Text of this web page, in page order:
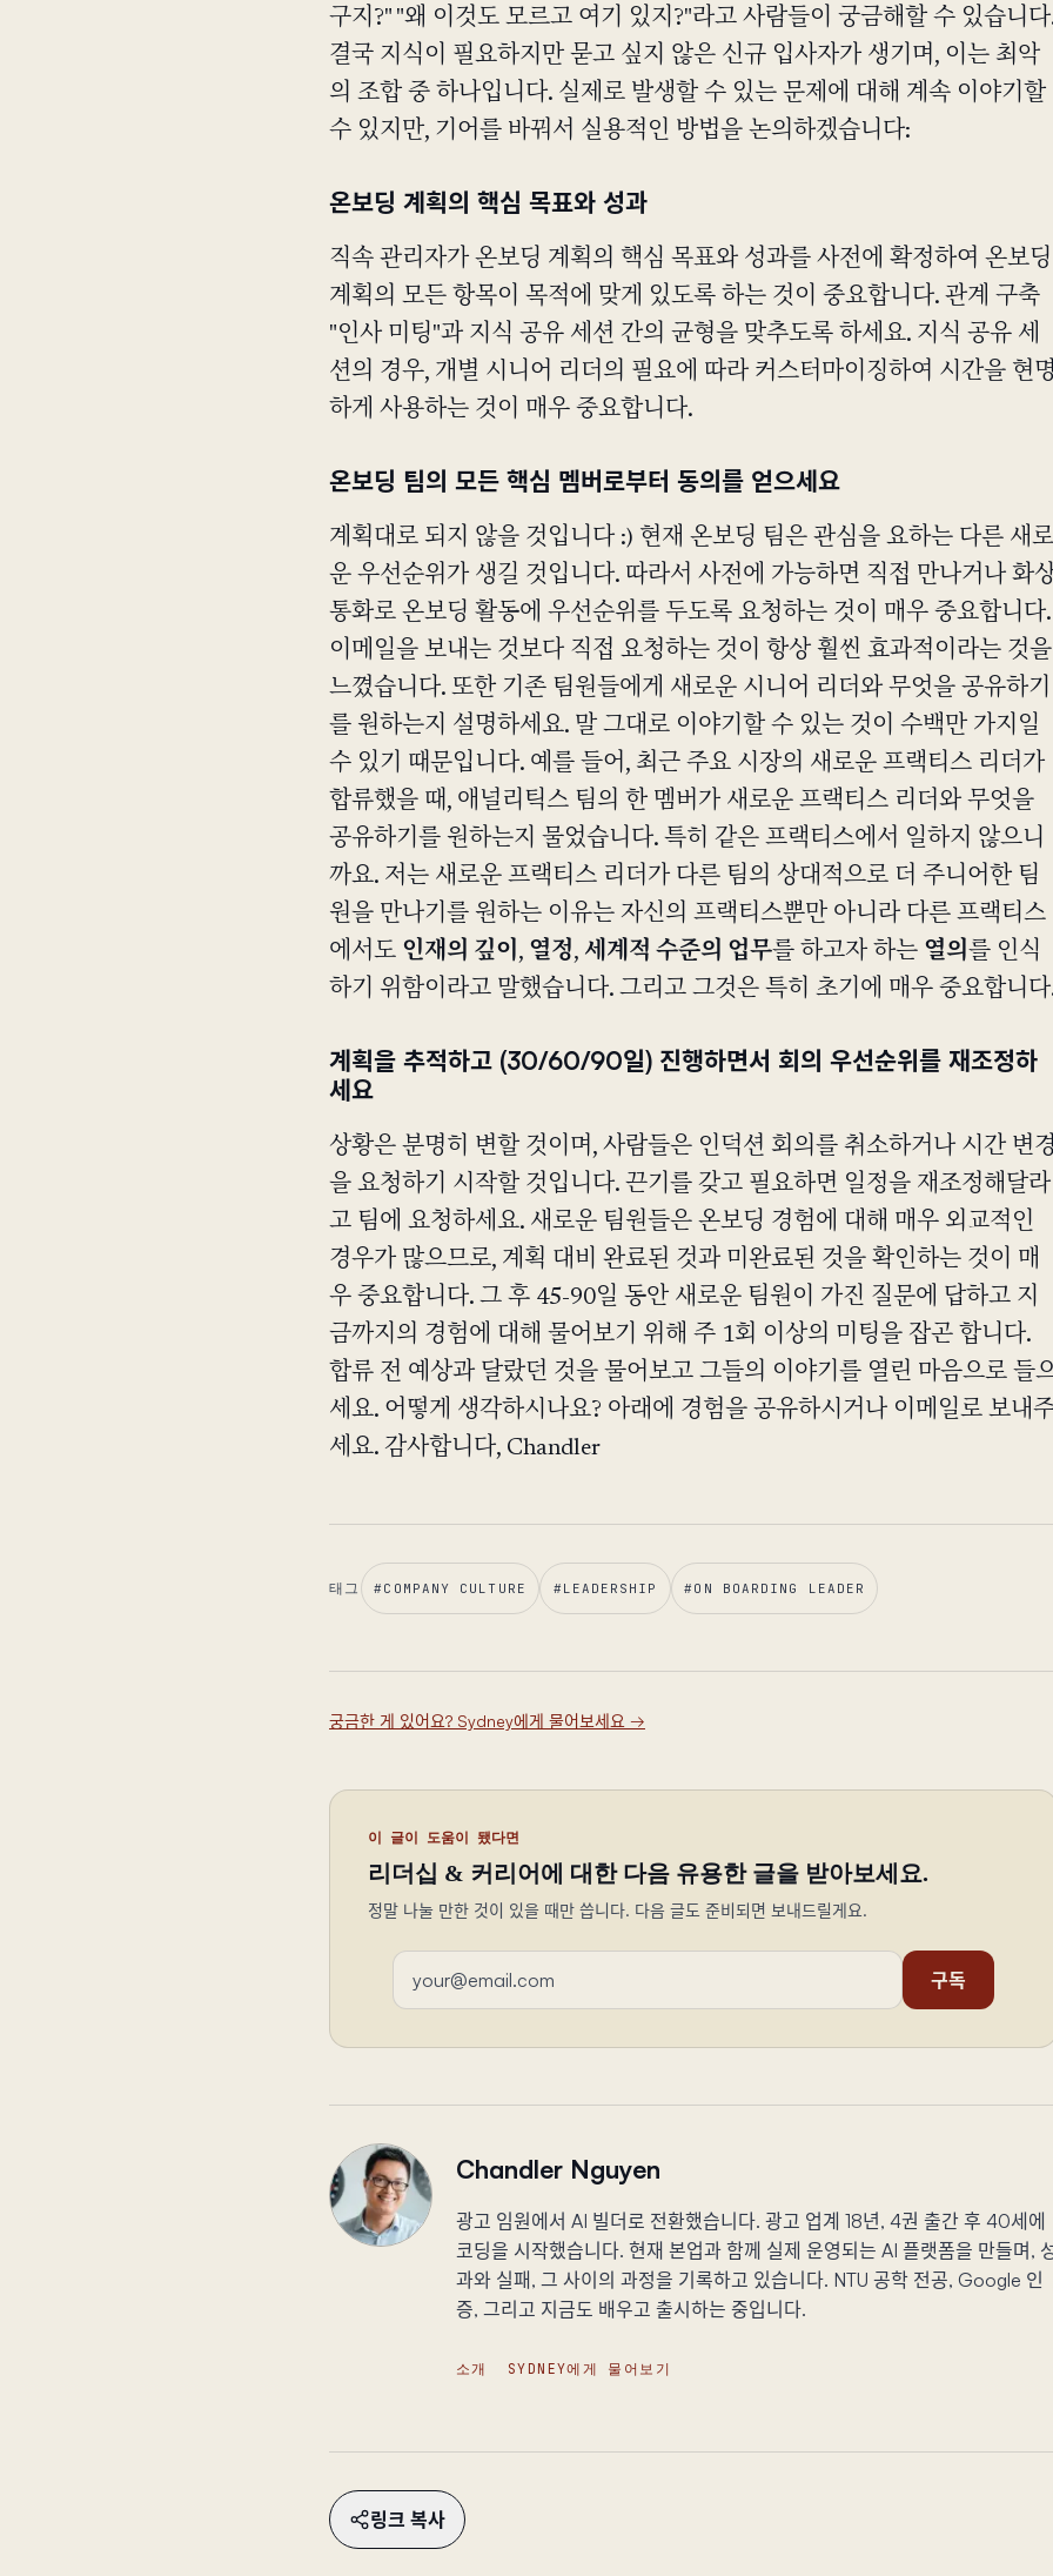
구지?" "왜 이것도 모르고 여기 있지?"라고 사람들이 궁금해할 수 있습니다
결국 지식이 필요하지만 묻고 싶지 않은 신규 입사자가 생기며, 이는 최악
의 조합 중 하나입니다. 실제로 발생할 수 있는 문제에 대해 계속 이야기할
수 있지만, 기어를 바꿔서 실용적인 방법을 논의하겠습니다:
온보딩 계획의 핵심 목표와 성과
직속 관리자가 온보딩 계획의 핵심 목표와 성과를 사전에 확정하여 온보딩
계획의 모든 항목이 목적에 맞게 있도록 하는 것이 중요합니다. 관계 구축
"인사 미팅"과 지식 공유 세션 간의 균형을 맞추도록 하세요. 지식 공유 세
션의 경우, 개별 시니어 리더의 필요에 따라 커스터마이징하여 시간을 현
하게 사용하는 것이 매우 중요합니다.
온보딩 팀의 모든 핵심 멤버로부터 동의를 얻으세요
계획대로 되지 않을 것입니다 :) 현재 온보딩 팀은 관심을 요하는 다른 새로
운 우선순위가 생길 것입니다. 따라서 사전에 가능하면 직접 만나거나 화
통화로 온보딩 활동에 우선순위를 두도록 요청하는 것이 매우 중요합니다.
이메일을 보내는 것보다 직접 요청하는 것이 항상 훨씬 효과적이라는 것을
느꼈습니다. 또한 기존 팀원들에게 새로운 시니어 리더와 무엇을 공유하기
를 원하는지 설명하세요. 말 그대로 이야기할 수 있는 것이 수백만 가지일
수 있기 때문입니다. 예를 들어, 최근 주요 시장의 새로운 프랙티스 리더가
합류했을 때, 애널리틱스 팀의 한 멤버가 새로운 프랙티스 리더와 무엇을
공유하기를 원하는지 물었습니다. 특히 같은 프랙티스에서 일하지 않으니
까요. 저는 새로운 프랙티스 리더가 다른 팀의 상대적으로 더 주니어한 팀
원을 만나기를 원하는 이유는 자신의 프랙티스뿐만 아니라 다른 프랙티스
에서도 인재의 깊이, 열정, 세계적 수준의 업무를 하고자 하는 열의를 인식
하기 위함이라고 말했습니다. 그리고 그것은 특히 초기에 매우 중요합니
계획을 추적하고 (30/60/90일) 진행하면서 회의 우선순위를 재조정하
세요
상황은 분명히 변할 것이며, 사람들은 인덕션 회의를 취소하거나 시간 변
을 요청하기 시작할 것입니다. 끈기를 갖고 필요하면 일정을 재조정해달라
고 팀에 요청하세요. 새로운 팀원들은 온보딩 경험에 대해 매우 외교적인
경우가 많으므로, 계획 대비 완료된 것과 미완료된 것을 확인하는 것이 매
우 중요합니다. 그 후 45-90일 동안 새로운 팀원이 가진 질문에 답하고 지
금까지의 경험에 대해 물어보기 위해 주 1회 이상의 미팅을 잡곤 합니다.
합류 전 예상과 달랐던 것을 물어보고 그들의 이야기를 열린 마음으로 들
세요. 어떻게 생각하시나요? 아래에 경험을 공유하시거나 이메일로 보내
세요. 감사합니다, Chandler
태그 #COMPANY CULTURE #LEADERSHIP #ON BOARDING LEADER
궁금한 게 있어요? Sydney에게 물어보세요 →
이 글이 도움이 됐다면
리더십 & 커리어에 대한 다음 유용한 글을 받아보세요.
정말 나눌 만한 것이 있을 때만 씁니다. 다음 글도 준비되면 보내드릴게요.
이메일 주소
구독
Chandler Nguyen
광고 임원에서 AI 빌더로 전환했습니다. 광고 업계 18년, 4권 출간 후 40세에
코딩을 시작했습니다. 현재 본업과 함께 실제 운영되는 AI 플랫폼을 만들며,
과와 실패, 그 사이의 과정을 기록하고 있습니다. NTU 공학 전공, Google 인
증, 그리고 지금도 배우고 출시하는 중입니다.
소개 SYDNEY에게 물어보기
링크 복사